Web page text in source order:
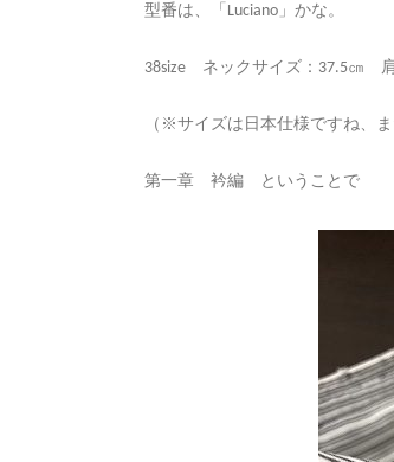
型番は、「Luciano」かな。
38size ネックサイズ：37.5㎝
（※サイズは日本仕様ですね、
第一章 衿編 ということで